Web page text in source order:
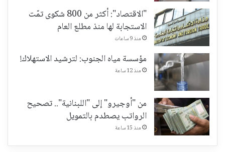
"الاقتصاد": أكثر من 800 شكوى تمّت
الاستجابة لها منذ مطلع العام
منذ 9 ساعات
مؤسسة مياه الجنوب: لترشيد الاستهلاك!
منذ 12 ساعة
من "أوجيرو" إلى "اللبنانية".. تصحيح
الرواتب يصطدم بالتمويل
منذ 15 ساعة